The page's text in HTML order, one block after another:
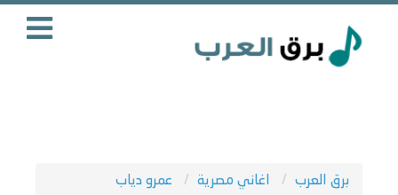
برق العرب اغاني مصرية
عمرو دياب